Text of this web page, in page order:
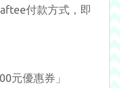
付款方式，即
元優惠券」